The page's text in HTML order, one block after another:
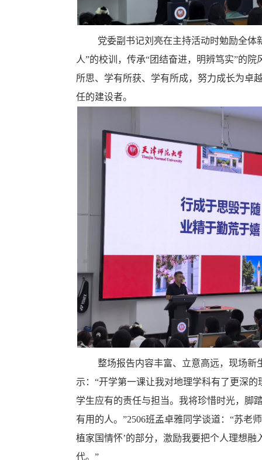
党委副书记刘亮在主持活动时勉励全体
人”的校训，传承“团结奋进，明辨笃实”的
所思、学有所获、学有所成，努力成长为卓
任的建设者。
整场报告内容丰富、立意高远，现场新
示：“开学第一课让我对地理学科有了更深
学生应有的责任与担当。我将珍惜时光，脚
有用的人。”2506班孟卓雅同学谈道：“苏老
植家国情怀’的部分，激励我要把个人理想
代。”